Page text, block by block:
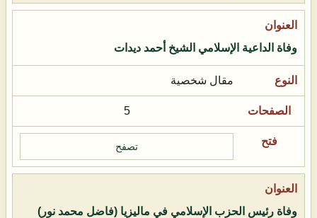
وفاة الداعية الإسلامي الشيخ أحمد ديدات
مقال شخصية
5
تصفح
وفاة رئيس الحزب الإسلامي في ماليزيا (فاضل محمد نور)